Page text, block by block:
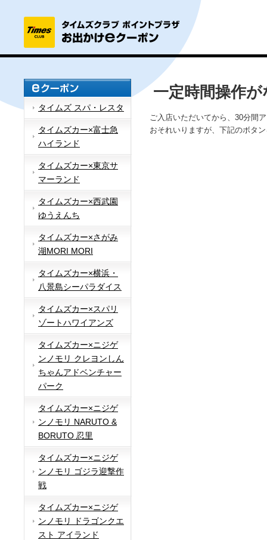
タイムズ スパ・レスタ
タイムズカー×富士急
ハイランド
タイムズカー×東京サ
マーランド
タイムズカー×西武園
ゆうえんち
タイムズカー×さがみ
湖MORI MORI
タイムズカー×横浜・
八景島シーパラダイス
タイムズカー×スパリ
ゾートハワイアンズ
タイムズカー×ニジゲ
ンノモリ クレヨンしん
ちゃんアドベンチャー
パーク
タイムズカー×ニジゲ
ンノモリ NARUTO &
BORUTO 忍里
タイムズカー×ニジゲ
ンノモリ ゴジラ迎撃作
戦
タイムズカー×ニジゲ
ンノモリ ドラゴンクエ
スト アイランド
一定時間操作
ご入店いただいてから、30分間
おそれいりますが、下記のボタ